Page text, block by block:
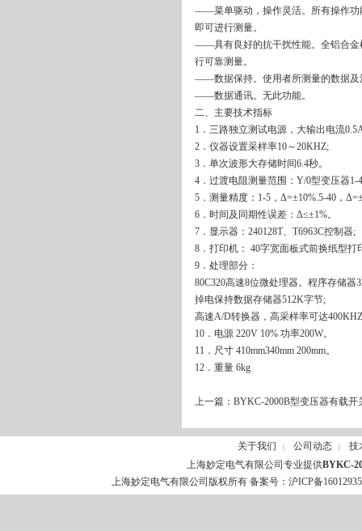
——菜单驱动，操作灵活。所有操作功
即可进行测量。
——具有良好的抗干扰性能。全铝合金
行可靠测量。
——数据保持。使用者所测量的数据及
——数据通讯。无此功能。
二、主要技术指标
1．三路独立测试电源，大输出电流
2．仪器设置采样率10～20KHZ;
3．单次波形大存储时间6.4秒。
4．过渡电阻测量范围：Y/0型变压器1-
5．测量精度：1-5，Δ=±10%.5-40，
6．时间及同期性误差：Δ≤±1%。
7．显示器：240128T、T6963C控制器;
8．打印机： 40字宽面板式前换纸型打
9．处理部分：
80C320高速8位微处理器。程序存储器
掉电保持数据存储器512K字节;
高速A/D转换器，高采样率可达
10．电源 220V 10% 功率200W。
11．尺寸 410mm340mm 200mm。
12．重量 6kg
上一篇： BYKC-2000B型变压器有载开
关于我们 | 公司动态 |
技
上海妙定电气有限公司专业提供BYKC-
上海妙定电气有限公司版权所有 备案号： 沪ICP备